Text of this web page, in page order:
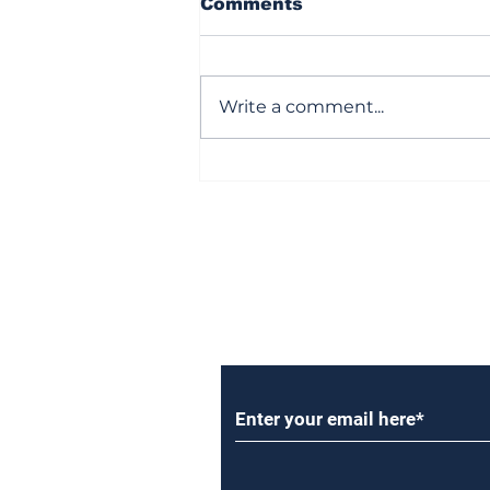
Comments
Write a comment...